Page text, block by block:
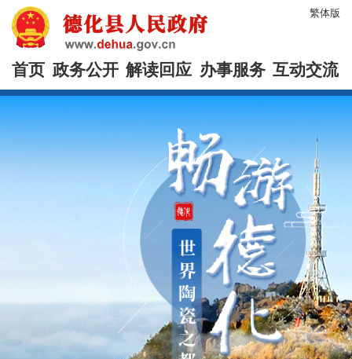
繁体版
首页 政务公开 解读回应 办事服务 互动交流